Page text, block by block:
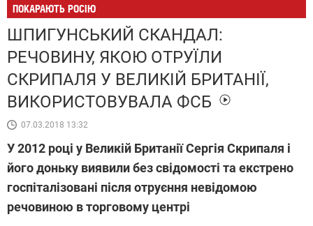
ПОКАРАЮТЬ РОСІЮ
ШПИГУНСЬКИЙ СКАНДАЛ:
РЕЧОВИНУ, ЯКОЮ ОТРУЇЛИ
СКРИПАЛЯ У ВЕЛИКІЙ БРИТАНІЇ,
ВИКОРИСТОВУВАЛА ФСБ
07.03.2018 13:32
У 2012 році у Великій Британії Сергія Скрипаля і
його доньку виявили без свідомості та екстрено
госпіталізовані після отруєння невідомою
речовиною в торговому центрі